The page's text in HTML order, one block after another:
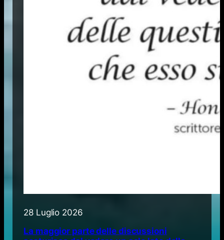
28 Luglio 2026
La maggior parte delle discussioni